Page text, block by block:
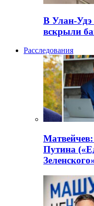
В Улан-Удэ
вскрыли
Расследования
Путина